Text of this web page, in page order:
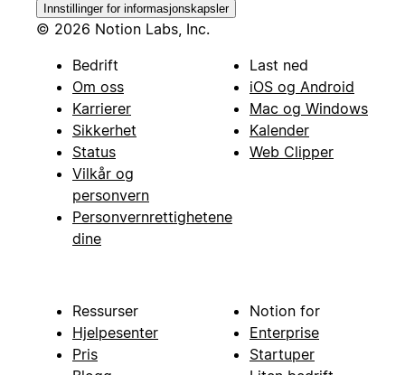
Innstillinger for informasjonskapsler
© 2026 Notion Labs, Inc.
Bedrift
Om oss
Karrierer
Sikkerhet
Status
Vilkår og
personvern
Personvernrettighetene
dine
Last ned
iOS og Android
Mac og Windows
Kalender
Web Clipper
Ressurser
Hjelpesenter
Pris
Notion for
Enterprise
Startuper